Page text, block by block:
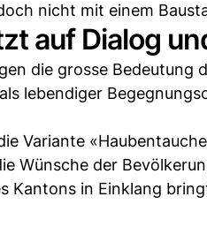
nicht mit einem
auf Dialog
die grosse
lebendiger
Variante
Wünsche der
Kantons in Einklang